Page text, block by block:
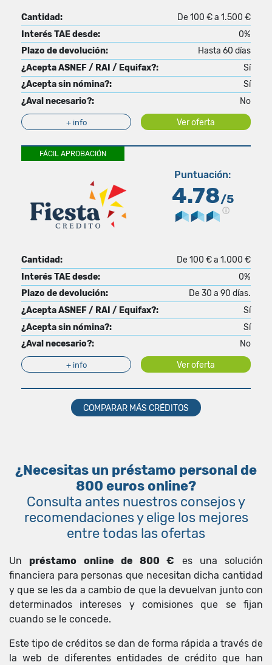
Cantidad:
De 100 € a 1.500 €
Interés TAE desde:
0%
Plazo de devolución:
Hasta 60 días
¿Acepta ASNEF / RAI / Equifax?:
Sí
¿Acepta sin nómina?:
Sí
¿Aval necesario?:
No
+ info Ver oferta
FÁCIL APROBACIÓN
Puntuación:
4.78/5
Cantidad:
De 100 € a 1.000 €
Interés TAE desde:
0%
Plazo de devolución:
De 30 a 90 días.
¿Acepta ASNEF / RAI / Equifax?:
Sí
¿Acepta sin nómina?:
Sí
¿Aval necesario?:
No
+ info Ver oferta
COMPARAR MÁS CRÉDITOS
¿Necesitas un préstamo personal de
800 euros online?
Consulta antes nuestros consejos y
recomendaciones y elige los mejores
entre todas las ofertas
Un préstamo online de 800 € es una solución
financiera para personas que necesitan dicha cantidad
y que se les da a cambio de que la devuelvan junto con
determinados intereses y comisiones que se fijan
cuando se le concede.
Este tipo de créditos se dan de forma rápida a través de
la web de diferentes entidades de crédito que han